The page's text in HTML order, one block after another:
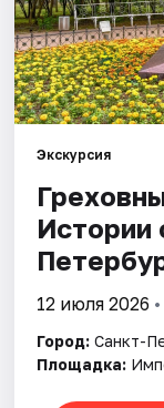
Спорт
События
Площадки
Артисты
Рейтинги
Экскурсия
Истории
12 июля 2026
Город: Санкт-
Площадка: